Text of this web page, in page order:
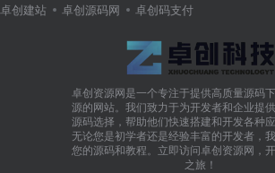
卓创建站 卓创源码网 卓创码支付
卓创资源网是一个专注于提供高质量源码
源的网站。我们致力于为开发者和企业提
源码选择，帮助他们快速搭建和开发各种应
无论您是初学者还是经验丰富的开发者，
您的源码和教程。立即访问卓创资源网，
之旅！